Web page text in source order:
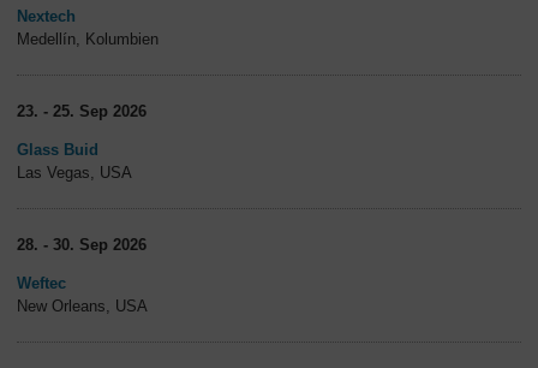
Nextech
Medellín, Kolumbien
23. - 25. Sep 2026
Glass Buid
Las Vegas, USA
28. - 30. Sep 2026
Weftec
New Orleans, USA